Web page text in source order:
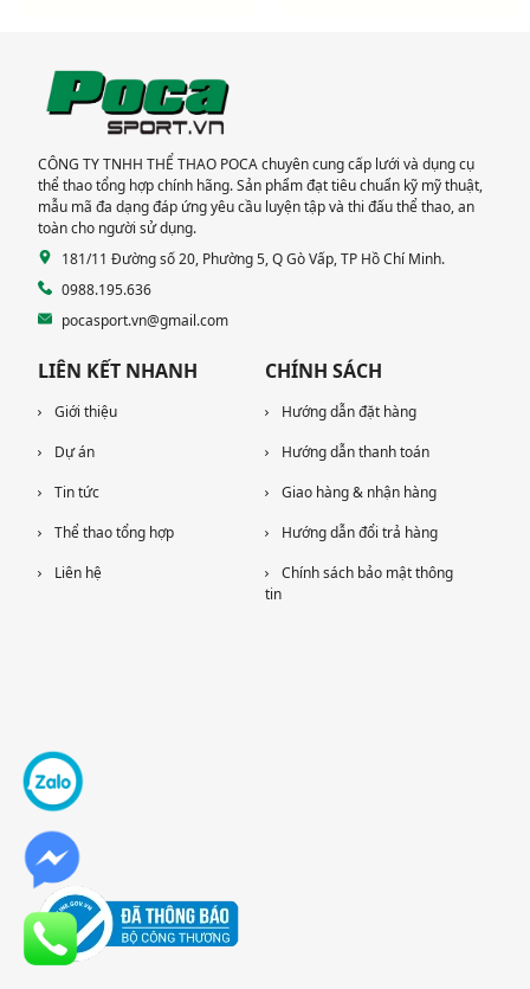
CÔNG TY TNHH THỂ THAO POCA chuyên cung cấp lưới và dụng cụ
thể thao tổng hợp chính hãng. Sản phẩm đạt tiêu chuẩn kỹ mỹ thuật,
mẫu mã đa dạng đáp ứng yêu cầu luyện tập và thi đấu thể thao, an
toàn cho người sử dụng.
181/11 Đường số 20, Phường 5, Q Gò Vấp, TP Hồ Chí Minh.
0988.195.636
pocasport.vn@gmail.com
LIÊN KẾT NHANH
Giới thiệu
Dự án
Tin tức
Thể thao tổng hợp
Liên hệ
CHÍNH SÁCH
Hướng dẫn đặt hàng
Hướng dẫn thanh toán
Giao hàng & nhận hàng
Hướng dẫn đổi trả hàng
Chính sách bảo mật thông
tin